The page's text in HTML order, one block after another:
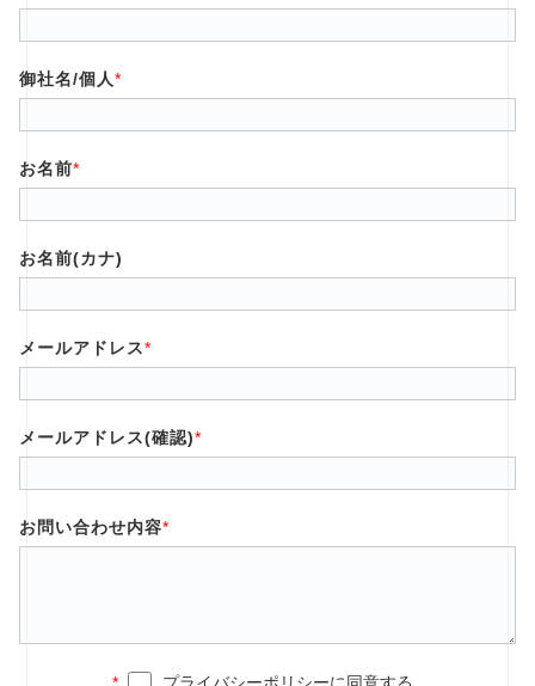
御社名/個人*
お名前*
お名前(カナ)
メールアドレス*
メールアドレス(確認)*
お問い合わせ内容*
* プライバシーポリシーに同意する